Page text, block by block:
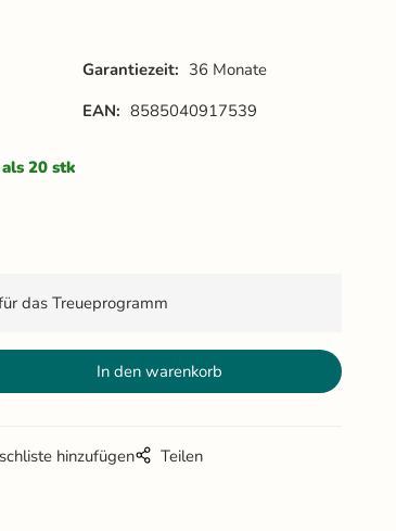
Garantiezeit: 36 Monate
EAN: 8585040917539
20 stk
das Treueprogramm
hinzufügen Teilen